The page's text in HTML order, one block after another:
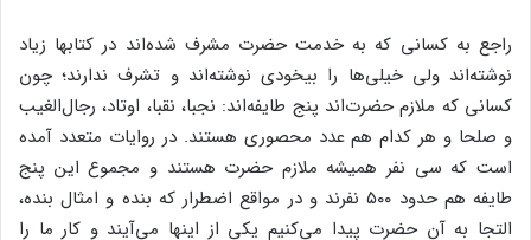
راجع به کسانى که به خدمت حضرت مشرف شده‌‌اند در کتابها زیاد
نوشته‌‌اند ولى خیلى‌‌ها را بیخودى نوشته‌‌اند و تشرف ندارند؛ چون
کسانى که ملازم حضرت‌‌اند پنج طایفه‌‌اند: نجبا، نقبا، اوتاد، رجال‌‌الغیب
و صلحا و هر کدام هم عدد محصورى هستند. در روایات متعدد آمده
است که سى نفر همیشه ملازم حضرت هستند و مجموع این پنج
طایفه هم حدود ۵۰۰ نفرند و در مواقع اضطرار که بنده و امثال بنده،
التجا به آن حضرت پیدا مى‌‌کنیم یکى از اینها مى‌‌آیند و کار ما را